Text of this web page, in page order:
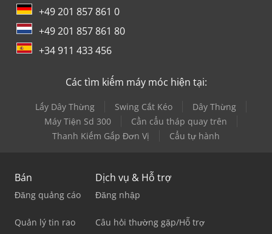
+49 201 857 861 0
+49 201 857 861 80
+34 911 433 456
Các tìm kiếm máy móc hiện tại:
Lấy Dây Thừng Swing Cắt Kéo
Dây Thừng
Máy Tiện Sd 300
Cần cẩu tháp quay trên
Thanh Kiếm Gấp Đơn Vị
Cẩu tự hành
Bán
Đăng quảng cáo
Quản lý tin rao
Dịch vụ & Hỗ trợ
Đăng nhập
Câu hỏi thường gặp/Hỗ trợ